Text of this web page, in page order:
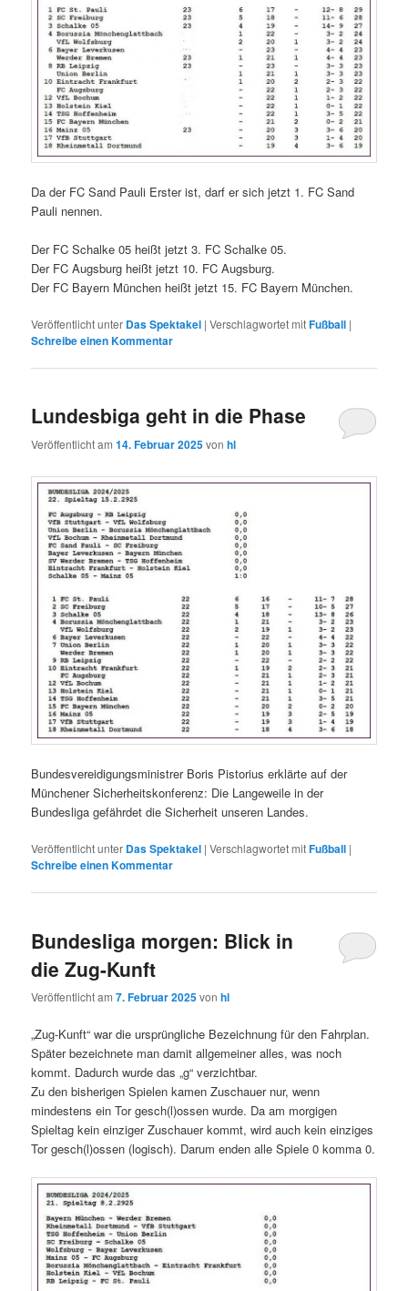
Da der FC Sand Pauli Erster ist, darf er sich jetzt 1. FC Sand
Pauli nennen.
Der FC Schalke 05 heißt jetzt 3. FC Schalke 05.
Der FC Augsburg heißt jetzt 10. FC Augsburg.
Der FC Bayern München heißt jetzt 15. FC Bayern München.
Veröffentlicht unter Das Spektakel |Verschlagwortet mitFußball |
Schreibe einen Kommentar
Lundesbiga geht in die Phase
Veröffentlicht am14. Februar 2025vonhl
Bundesvereidigungsministrer Boris Pistorius erklärte auf der
Münchener Sicherheitskonferenz: Die Langeweile in der
Bundesliga gefährdet die Sicherheit unseren Landes.
Veröffentlicht unter Das Spektakel |Verschlagwortet mitFußball |
Schreibe einen Kommentar
Bundesliga morgen: Blick in
die Zug-Kunft
Veröffentlicht am7. Februar 2025vonhl
„Zug-Kunft“ war die ursprüngliche Bezeichnung für den Fahrplan.
Später bezeichnete man damit allgemeiner alles, was noch
kommt. Dadurch wurde das „g“ verzichtbar.
Zu den bisherigen Spielen kamen Zuschauer nur, wenn
mindestens ein Tor gesch(l)ossen wurde. Da am morgigen
Spieltag kein einziger Zuschauer kommt, wird auch kein einziges
Tor gesch(l)ossen (logisch). Darum enden alle Spiele 0 komma 0.